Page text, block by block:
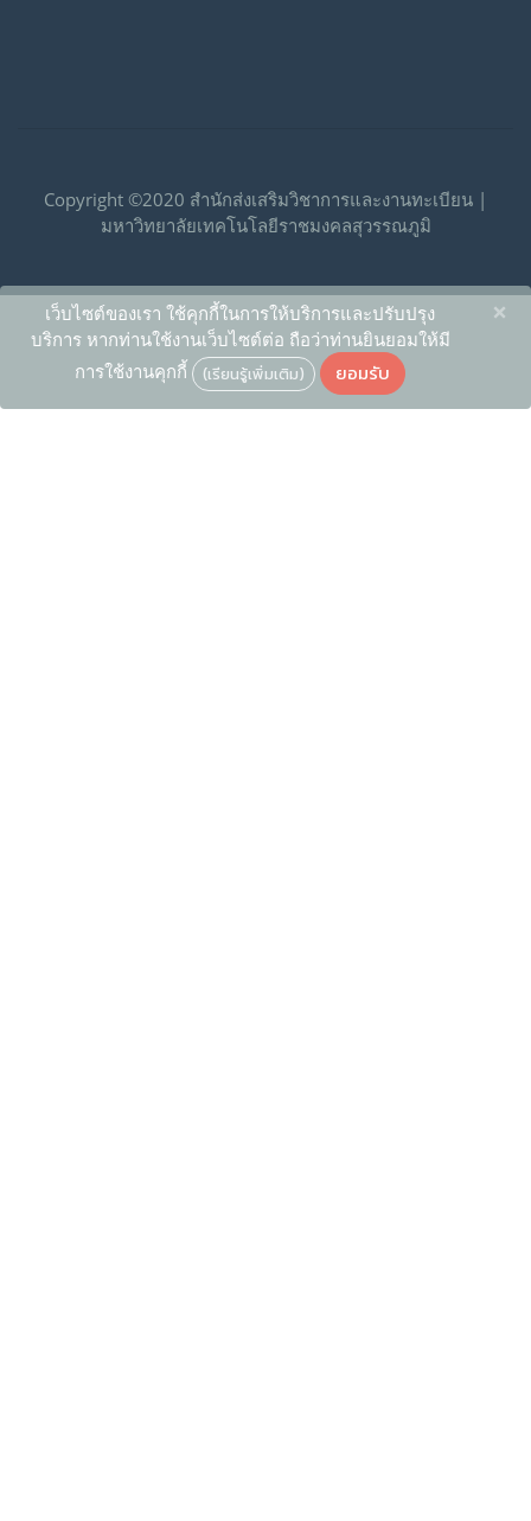
Copyright ©2020 สำนักส่งเสริมวิชาการและงานทะเบียน |
มหาวิทยาลัยเทคโนโลยีราชมงคลสุวรรณภูมิ
เว็บไซต์ของเรา ใช้คุกกี้ในการให้บริการและปรับปรุง
บริการ หากท่านใช้งานเว็บไซต์ต่อ ถือว่าท่านยินยอมให้มี
การใช้งานคุกกี้ (เรียนรู้เพิ่มเติม) ยอมรับ
×